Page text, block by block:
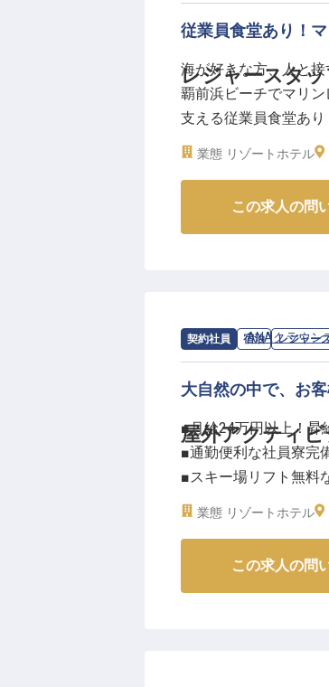
キルアップを実感でき
まかないやサウナ利
送っていただけます。
レジャースタッ
従業員食堂あり！
海が好きな方、人と
覇前浜ビーチでマリ
支える従業員食堂あ
休業、介護休業、看
業態 リゾートホテル
この求人の問
契約社員 宿泊 レジャー
屋外アクティ
求人情報：ANAクラウン
大自然の中で、お
■月給24万円以上！昇
■通勤便利な社員寮完
■スキー場リフト無料
■アウトドアや自然が
岩手県八幡平の豊か
んか。
業態 リゾートホテル
この求人の問